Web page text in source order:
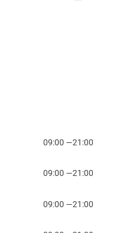
09:00 —21:00
09:00 —21:00
09:00 —21:00